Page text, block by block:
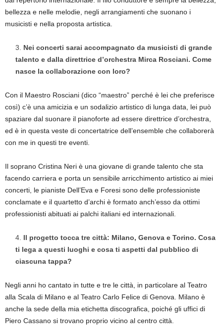
bellezza e nelle melodie, negli arrangiamenti che suonano i
musicisti e nella proposta artistica.
Nei concerti sarai accompagnato da musicisti di grande
talento e dalla direttrice d’orchestra Mirca Rosciani. Come
nasce la collaborazione con loro?
Con il Maestro Rosciani (dico “maestro” perché è lei che preferisce
così) c’è una amicizia e un sodalizio artistico di lunga data, lei può
spaziare dal suonare il pianoforte ad essere direttrice d’orchestra,
ed è in questa veste di concertatrice dell’ensemble che collaborerà
con me in questi tre eventi.
Il soprano Cristina Neri è una giovane di grande talento che sta
facendo carriera e porta un sensibile arricchimento artistico ai miei
concerti, le pianiste Dell’Eva e Foresi sono delle professioniste
conclamate e il quartetto d’archi è formato anch’esso da ottimi
professionisti abituati ai palchi italiani ed internazionali.
Il progetto tocca tre città: Milano, Genova e Torino. Cosa
ti lega a questi luoghi e cosa ti aspetti dal pubblico di
ciascuna tappa?
Negli anni ho cantato in tutte e tre le città, in particolare al Teatro
alla Scala di Milano e al Teatro Carlo Felice di Genova. Milano è
anche la sede della mia etichetta discografica, poiché gli uffici di
Piero Cassano si trovano proprio vicino al centro città.